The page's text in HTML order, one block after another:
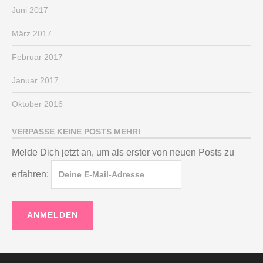
Juni 2017
März 2017
Februar 2017
Januar 2017
Oktober 2016
VERPASSE KEINE POSTS MEHR!
Melde Dich jetzt an, um als erster von neuen Posts zu
erfahren: